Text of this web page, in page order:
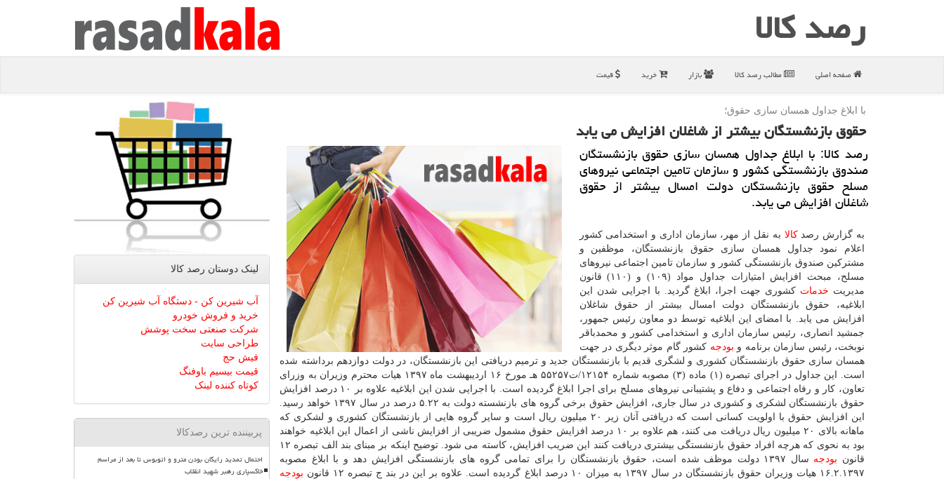
رصد كالا
صفحه اصلی مطالب رصد كالا بازار خرید قیمت
با ابلاغ جداول همسان سازی حقوق؛
حقوق بازنشستگان بیشتر از شاغلان افزایش می یابد
رصد كالا: با ابلاغ جداول همسان سازی حقوق بازنشستگان
صندوق بازنشستگی كشور و سازمان تامین اجتماعی نیروهای
مسلح حقوق بازنشستگان دولت امسال بیشتر از حقوق
شاغلان افزایش می یابد.
به گزارش رصدكالا به نقل از مهر، سازمان اداری و استخدامی كشور
اعلام نمود جداول همسان سازی حقوق بازنشستگان، موظفین و
مشتركین صندوق بازنشستگی كشور و سازمان تامین اجتماعی نیروهای
مسلح، مبحث افزایش امتیازات جداول مواد (۱۰۹) و (۱۱۰) قانون
مدیریت خدمات كشوری جهت اجرا، ابلاغ گردید. با اجرایی شدن این
ابلاغیه، حقوق بازنشستگان دولت امسال بیشتر از حقوق شاغلان
افزایش می یابد. با امضای این ابلاغیه توسط دو معاون رئیس جمهور،
جمشید انصاری، رئیس سازمان اداری و استخدامی كشور و محمدباقر
نوبخت، رئیس سازمان برنامه و بودجه كشور گام موثر دیگری در جهت
همسان سازی حقوق بازنشستگان كشوری و لشگری قدیم با بازنشستگان جدید و ترمیم دریافتی این بازنشستگان، در دولت دوازدهم برداشته شده
است. این جداول در اجرای تبصره (۱) ماده (۳) مصوبه شماره ۱۲۱۵۴/ت۵۵۲۵۷ هـ مورخ ۱۶ اردیبهشت ماه ۱۳۹۷ هیات محترم وزیران به وزرای
تعاون، كار و رفاه اجتماعی و دفاع و پشتیبانی نیروهای مسلح برای اجرا ابلاغ گردیده است. با اجرایی شدن این ابلاغیه علاوه بر ۱۰ درصد افزایش
حقوق بازنشستگان لشكری و كشوری در سال جاری، افزایش حقوق برخی گروه های بازنشسته دولت به ۵.۲۲ درصد در سال ۱۳۹۷ خواهد رسید.
این افزایش حقوق با اولویت كسانی است كه دریافتی آنان زیر ۲۰ میلیون ریال است و سایر گروه هایی از بازنشستگان كشوری و لشكری كه
ماهانه بالای ۲۰ میلیون ریال دریافت می كنند، هم علاوه بر ۱۰ درصد افزایش حقوق مشمول ضریبی از افزایش ناشی از اعمال این ابلاغیه خواهند
بود به نحوی كه هرچه افراد حقوق بازنشستگی بیشتری دریافت كنند این ضریب افزایش، كاسته می شود. توضیح اینكه بر مبنای بند الف تبصره ۱۲
قانون بودجه
سال ۱۳۹۷ دولت موظف شده است، حقوق بازنشستگان را برای تمامی گروه های بازنشستگی افزایش دهد و با ابلاغ مصوبه
۱۶.۲.۱۳۹۷ هیات وزیران حقوق بازنشستگان در سال ۱۳۹۷ به میزان ۱۰ درصد ابلاغ گردیده است. علاوه بر این در بند ج تبصره ۱۲ قانون
بودجه
لینک دوستان رصد كالا
آب شیرین کن - دستگاه آب شیرین کن
خرید و فروش خودرو
شرکت صنعتی سخت پوشش
طراحی سایت
فیش حج
قیمت بیسیم باوفنگ
کوتاه کننده لینک
پربیننده ترین رصدکالا
احتمال تمدید رایگان بودن مترو و اتوبوس تا بعد از مراسم
خاکسپاری رهبر شهید انقلاب